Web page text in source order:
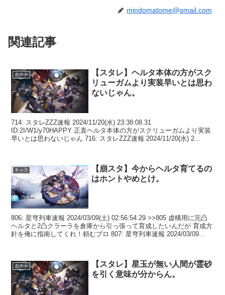
mindomatome@gmail.com
関連記事
ガチャ
【スタレ】ヘルタ本体の方がスク
リューガムより実装早いとは思わ
ないじゃん。
714: スタレZZZ速報 2024/11/20(水) 23:38:08.31
ID:2I/W1/y70HAPPY 正直ヘルタ本体の方がスクリューガムより実装
早いとは思わないじゃん 716: スタレZZZ速報 2024/11/20(水) 2...
キャラ
【崩スタ】今からヘルタ育てるの
はホントやめとけ。
806: 星穹列車速報 2024/03/09(土) 02:56:54.29 >>805 虚構用に完凸
ヘルタと2凸クラーラを倉庫から引っ張って育成したいんだが 育成方
針を俺に指南してくれ！頼むプロ 807: 星穹列車速報 2024/03/09...
ガチャ
【スタレ】星玉が無い人間が霊砂
を引く意味が分からん。